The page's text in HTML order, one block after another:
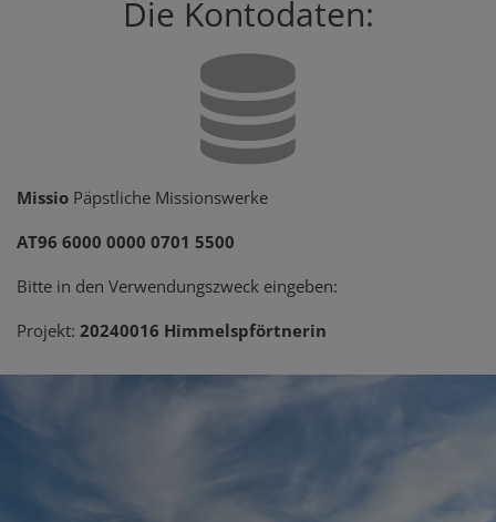
Die Kontodaten:
Missio Päpstliche Missionswerke
AT96 6000 0000 0701 5500
Bitte in den Verwendungszweck eingeben:
Projekt: 20240016 Himmelspförtnerin